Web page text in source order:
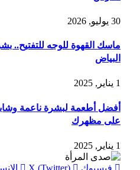
30 يوليو, 2026
ماسك القهوة للوجه للتفتيح..
البياض
1 يناير, 2025
أفضل أطعمة لبشرة ناعمة
على مظهرك
1 يناير, 2025
فيسبوك X (Twitter)